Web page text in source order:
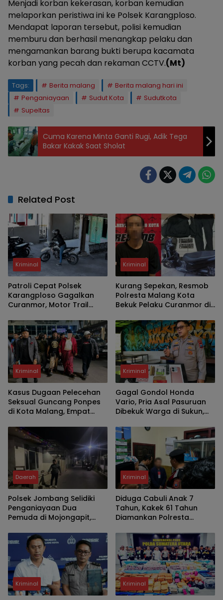
Menjadi korban kekerasan, korban kemudian
melaporkan peristiwa ini ke Polsek Karangploso.
Mendapat laporan tersebut, polisi kemudian
memburu dan berhasil menangkap pelaku dan
mengamankan barang bukti berupa kacamata
korban yang pecah dan rekaman CCTV.(Mt)
Tags: Berita malang
Berita malang hari ini
Penganiayaan
Sudut Kota
Sudutkota
Supeltas
Cuma Karena Minta Ganti Rugi, Adik Tega
Bakar Kakak Saat Sholat
Related Post
Kriminal
Patroli Cepat Polsek
Karangploso Gagalkan
Curanmor, Motor Trail
Hitungan Jam
Kriminal
Kurang Sepekan, Resmob
Polresta Malang Kota
Bekuk Pelaku Curanmor di
Pelajar Asal Sumenep
Berhasil Diamankan
Kriminal
Kasus Dugaan Pelecehan
Seksual Guncang Ponpes
di Kota Malang, Empat
Guru Ngaji ke Polisi
Kriminal
Gagal Gondol Honda
Vario, Pria Asal Pasuruan
Dibekuk Warga di Sukun,
Sabu dan Kunci T
Daerah
Polsek Jombang Selidiki
Penganiayaan Dua
Pemuda di Mojongapit,
Kriminal
Diduga Cabuli Anak 7
Tahun, Kakek 61 Tahun
Diamankan Polresta
Kriminal Kriminal